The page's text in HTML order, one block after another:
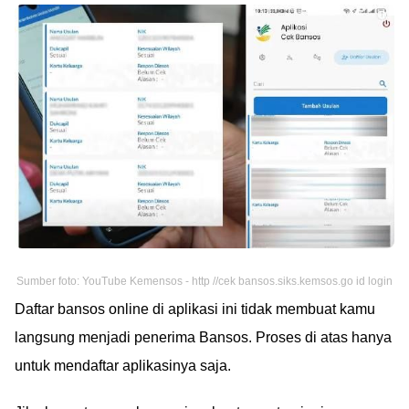
Sumber foto: YouTube Kemensos - http //cek bansos.siks.kemsos.go id login
Daftar bansos online di aplikasi ini tidak membuat kamu
langsung menjadi penerima Bansos. Proses di atas hanya
untuk mendaftar aplikasinya saja.